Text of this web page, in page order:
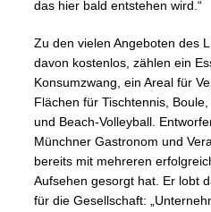
das hier bald entstehen wird.“
Zu den vielen Angeboten des
davon kostenlos, zählen ein
Konsumzwang, ein Areal für
Flächen für Tischtennis,
und Beach-Volleyball.
Münchner Gastronom und
bereits mit mehreren
Aufsehen gesorgt hat. Er lobt
für die Gesellschaft: